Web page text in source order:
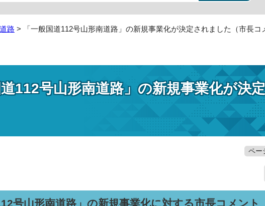
道路 > 「一般国道112号山形南道路」の新規事業化が決定されました（市長コ
道112号山形南道路」の新規事業化が決
ペー
号山形南道路」の新規事業化に対する市長コメント